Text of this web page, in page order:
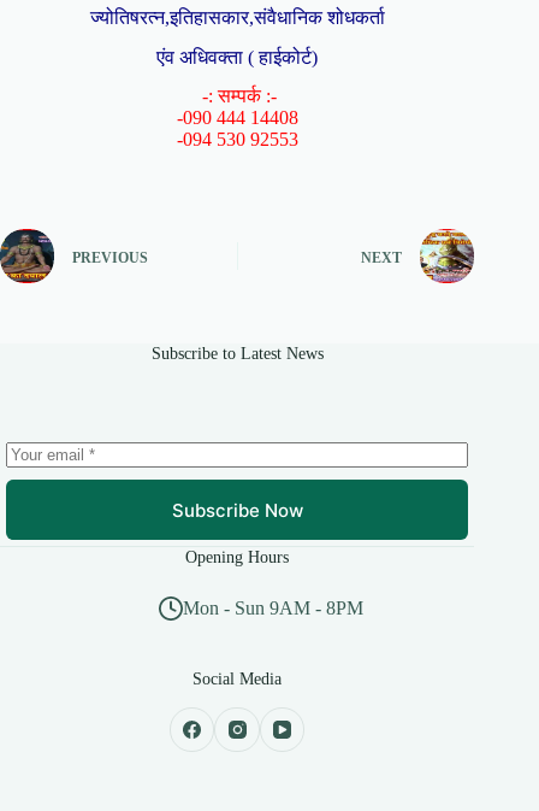
ज्योतिषरत्न,इतिहासकार,संवैधानिक शोधकर्ता
एंव अधिवक्ता ( हाईकोर्ट)
-: सम्पर्क :-
-090 444 14408
-094 530 92553
PREVIOUS NEXT
Subscribe to Latest News
Subscribe Now
Opening Hours
Mon - Sun 9AM - 8PM
Social Media